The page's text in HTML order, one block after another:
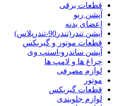
قطعات برقی
آپشن رنو
اعضای بدنه
آپشن تندر(تندر90-تندرپلاس)
قطعات موتور و گیربکس
آپشن ساندرو-استپ وی
چراغ ها و لامپ ها
لوازم مصرفی
موتور
قطعات گیربکس
لوازم جلوبندی